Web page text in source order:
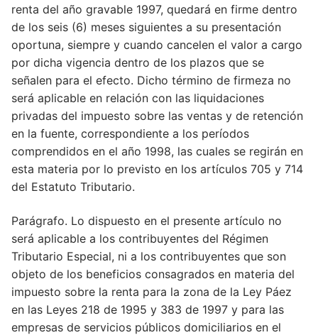
renta del año gravable 1997, quedará en firme dentro
de los seis (6) meses siguientes a su presentación
oportuna, siempre y cuando cancelen el valor a cargo
por dicha vigencia dentro de los plazos que se
señalen para el efecto. Dicho término de firmeza no
será aplicable en relación con las liquidaciones
privadas del impuesto sobre las ventas y de retención
en la fuente, correspondiente a los períodos
comprendidos en el año 1998, las cuales se regirán en
esta materia por lo previsto en los artículos 705 y 714
del Estatuto Tributario.
Parágrafo. Lo dispuesto en el presente artículo no
será aplicable a los contribuyentes del Régimen
Tributario Especial, ni a los contribuyentes que son
objeto de los beneficios consagrados en materia del
impuesto sobre la renta para la zona de la Ley Páez
en las Leyes 218 de 1995 y 383 de 1997 y para las
empresas de servicios públicos domiciliarios en el